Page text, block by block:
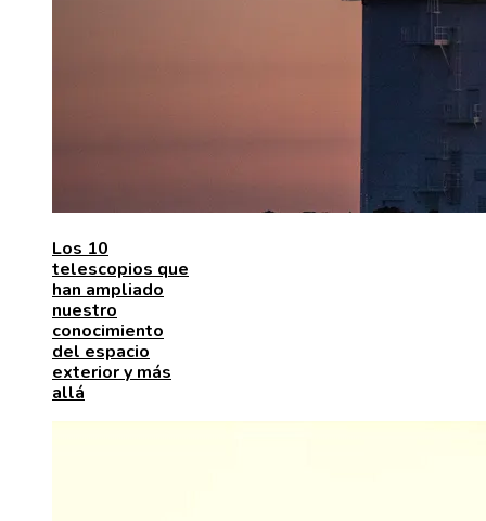
Los 10
telescopios que
han ampliado
nuestro
conocimiento
del espacio
exterior y más
allá